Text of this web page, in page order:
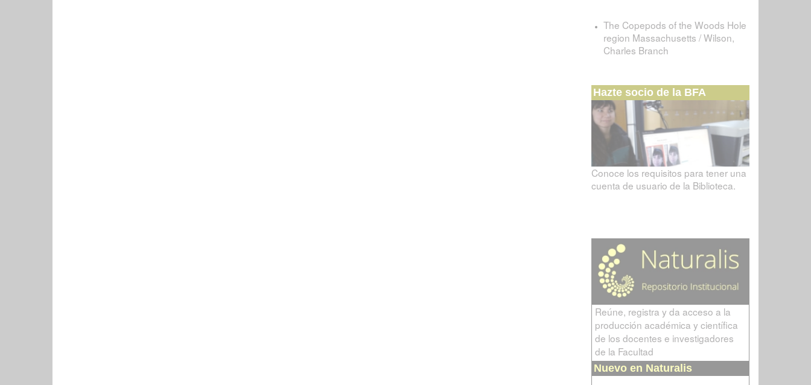
The Copepods of the Woods Hole
region Massachusetts / Wilson,
Charles Branch
Hazte socio de la BFA
Conoce los requisitos para tener una
cuenta de usuario de la Biblioteca.
Reúne, registra y da acceso a la
producción académica y científica
de los docentes e investigadores
de la Facultad
Nuevo en Naturalis